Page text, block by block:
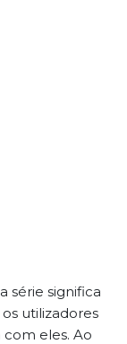
série significa
utilizadores
eles. Ao